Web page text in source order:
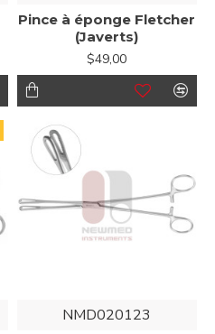
Pince à éponge Fletcher
(Javerts)
$49,00
NMD020123